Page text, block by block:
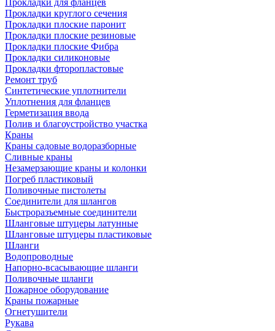
Прокладки круглого сечения
Прокладки плоские паронит
Прокладки плоские резиновые
Прокладки плоские Фибра
Прокладки силиконовые
Прокладки фторопластовые
Ремонт труб
Синтетические уплотнители
Уплотнения для фланцев
Герметизация ввода
Полив и благоустройство участка
Краны
Краны садовые водоразборные
Сливные краны
Незамерзающие краны и колонки
Погреб пластиковый
Поливочные пистолеты
Соединители для шлангов
Быстроразъемные соединители
Шланговые штуцеры латунные
Шланговые штуцеры пластиковые
Шланги
Водопроводные
Напорно-всасывающие шланги
Поливочные шланги
Пожарное оборудование
Краны пожарные
Огнетушители
Рукава